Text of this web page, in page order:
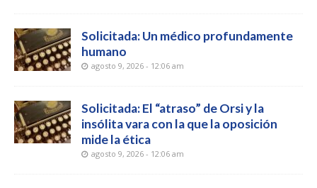
Solicitada: Un médico profundamente
humano
agosto 9, 2026 - 12:06 am
Solicitada: El “atraso” de Orsi y la
insólita vara con la que la oposición
mide la ética
agosto 9, 2026 - 12:06 am